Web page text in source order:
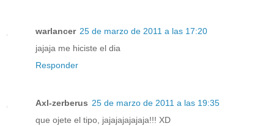
warlancer 25 de marzo de 2011 a las 17:20
jajaja me hiciste el dia
Responder
Axl-zerberus 25 de marzo de 2011 a las 19:35
que ojete el tipo, jajajajajajaja!!! XD